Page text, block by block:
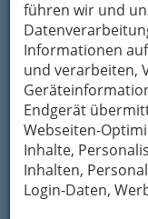
führen wir und
Informationen
und verarbeiten,
Endgerät
Webseiten-
Inhalte,
Inhalten,
Login-Daten,
Im Gegensatz zu
an private
beschränktem
und nur
zugelassen. ©
So streng
nicht.Wäre